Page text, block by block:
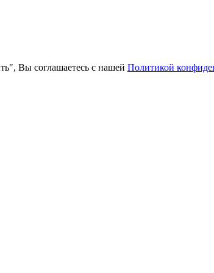
Вы соглашаетесь с нашей Политикой